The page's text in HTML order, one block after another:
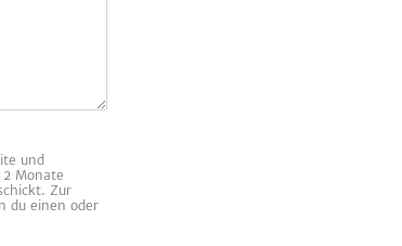
und
Monate
Zur
du einen oder